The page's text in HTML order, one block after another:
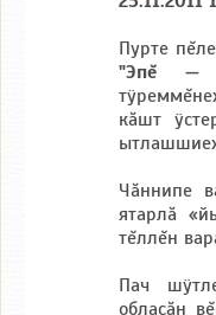
Пурте
"Эпĕ —
кăшт
Чăннипе
ятарлă
тĕллĕн
Пач
облаçăн